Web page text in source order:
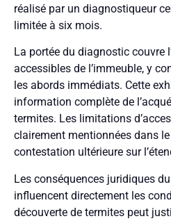
réalisé par un diagnostiqueur
limitée à six mois.
La portée du diagnostic couvre
accessibles de l’immeuble, y
les abords immédiats. Cette
information complète de
termites. Les limitations
clairement mentionnées dans
contestation ultérieure sur
Les conséquences juridiques
influencent directement les
découverte de termites peut